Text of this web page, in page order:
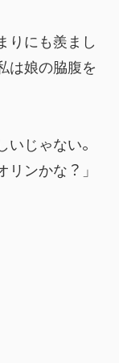
りにも羨まし
は娘の脇腹を
じゃない。
ンかな？」